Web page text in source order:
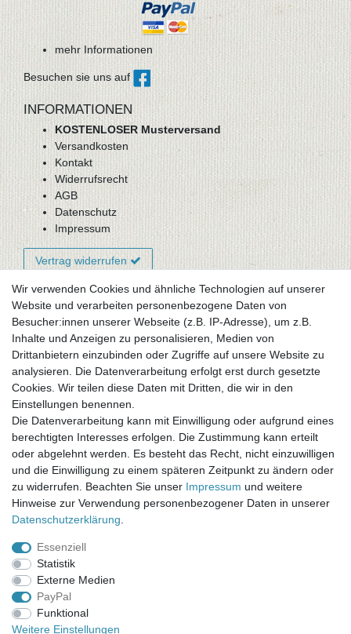
mehr Informationen
Besuchen sie uns auf
INFORMATIONEN
KOSTENLOSER Musterversand
Versandkosten
Kontakt
Widerrufsrecht
AGB
Datenschutz
Impressum
Vertrag widerrufen
Newsletter-Anmeldung
FAQ / Fragen
Mein Warenkorb
Mein Merkzettel
Mein Konto
UNSER LADENGESCHÄFT
Gottlieb-Daimler-Str. 10
33334 Gütersloh
ÖFFNUNGSZEITEN
Montag - Dienstag: 8.00 - 18.00 Uhr, Mittwoch Ruhetag,
Donnerstag: 8.00 - 18.00 Uhr, Freitag 8.00 - 14.00 Uhr
KUNDENSERVICE
Telefon: (05241) 403 22 38
E-Mail: info@stoffamstueck.de
Wir verwenden Cookies und ähnliche Technologien auf unserer
Website und verarbeiten personenbezogene Daten von
Besucher:innen unserer Webseite (z.B. IP-Adresse), um z.B.
Inhalte und Anzeigen zu personalisieren, Medien von
Drittanbietern einzubinden oder Zugriffe auf unsere Website zu
analysieren. Die Datenverarbeitung erfolgt erst durch gesetzte
Cookies. Wir teilen diese Daten mit Dritten, die wir in den
Einstellungen benennen.
Die Datenverarbeitung kann mit Einwilligung oder aufgrund eines
berechtigten Interesses erfolgen. Die Zustimmung kann erteilt
oder abgelehnt werden. Es besteht das Recht, nicht einzuwilligen
und die Einwilligung zu einem späteren Zeitpunkt zu ändern oder
zu widerrufen. Beachten Sie unser Impressum und weitere
Hinweise zur Verwendung personenbezogener Daten in unserer
Daten­schutz­erklärung
Essenziell
Statistik
Externe Medien
PayPal
Funktional
Weitere Einstellungen